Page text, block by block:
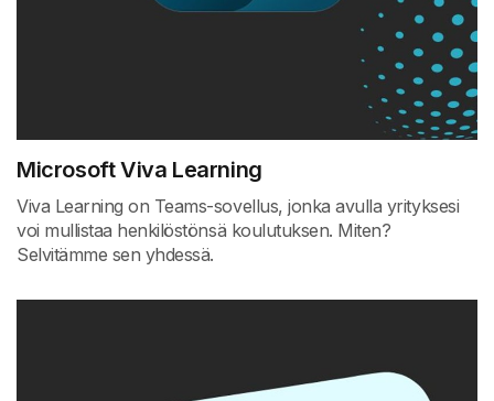
Microsoft Viva Learning
Viva Learning on Teams-sovellus, jonka avulla yrityksesi
voi mullistaa henkilöstönsä koulutuksen. Miten?
Selvitämme sen yhdessä.